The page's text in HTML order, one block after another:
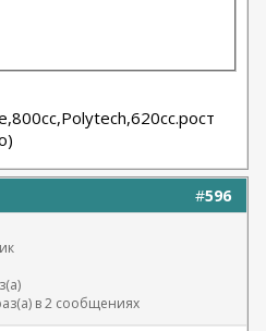
#596
в 2 сообщениях